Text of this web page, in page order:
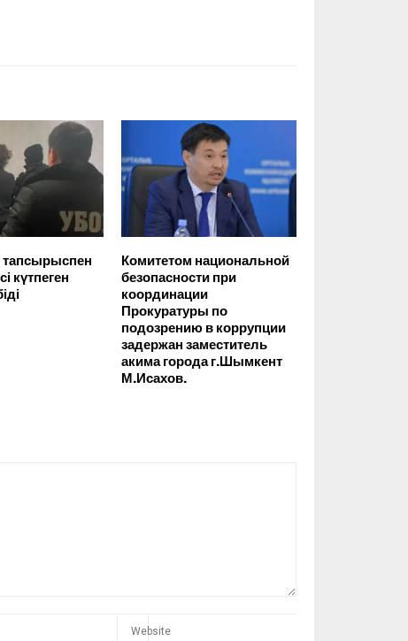
күтпеген
Комитетом национальной
безопасности при
координации
Прокуратуры по
подозрению в коррупции
задержан заместитель
акима города г.Шымкент
М.Исахов.